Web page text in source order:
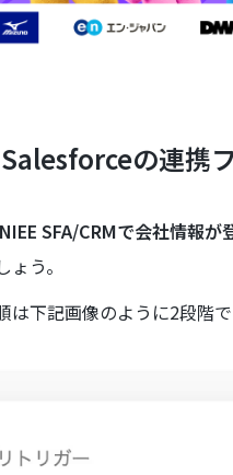
Salesforceの連携
SFA/CRMで会社情報
う。
は下記画像のように2段階